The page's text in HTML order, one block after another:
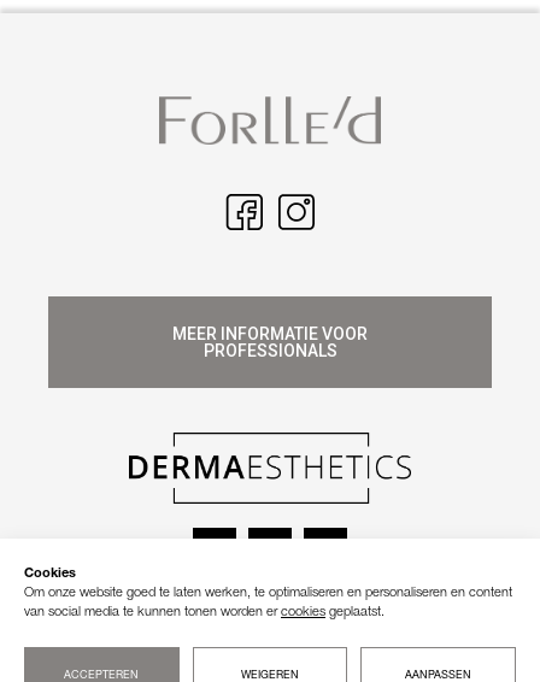
Cookies
Om onze website goed te laten werken, te optimaliseren en personaliseren en content
van social media te kunnen tonen worden ercookies geplaatst.
ACCEPTEREN WEIGEREN AANPASSEN
MEER INFORMATIE VOOR
PROFESSIONALS
© 2026 Forlle'd. Alle rechten voorbehouden.